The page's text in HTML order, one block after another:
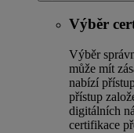
Výběr
Výběr
může mít
nabízí
přístup
digitálních
certifikace